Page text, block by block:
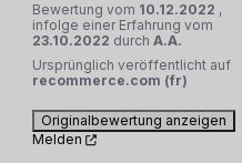
Bewertung vom 10.12.2022 ,
infolge einer Erfahrung vom
23.10.2022 durch A.A.
Ursprünglich veröffentlicht auf
recommerce.com (fr)
Originalbewertung anzeigen
Melden